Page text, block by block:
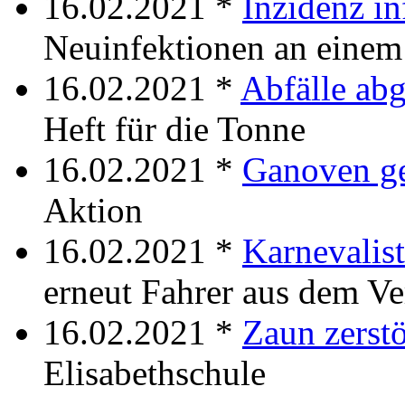
Neuinfektionen an
16.02.2021 * Abfälle
Heft für die Tonne
16.02.2021 * Ganoven
Aktion
16.02.2021 *
erneut Fahrer aus dem
16.02.2021 * Zaun
Elisabethschule